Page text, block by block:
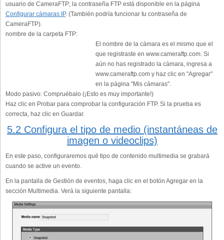
usuario de CameraFTP; la contraseña FTP está disponible en la página
Configurar cámaras IP. (También podría funcionar tu contraseña de
CameraFTP).
nombre de la carpeta FTP:
El nombre de la cámara es el mismo que el
que registraste en www.cameraftp.com. Si
aún no has registrado la cámara, ingresa a
www.cameraftp.com y haz clic en "Agregar"
en la página "Mis cámaras".
Modo pasivo: Compruébalo (¡Esto es muy importante!)
Haz clic en Probar para comprobar la configuración FTP. Si la prueba es
correcta, haz clic en Guardar.
5.2 Configura el tipo de medio (instantáneas de
imagen o videoclips)
En este paso, configuraremos qué tipo de contenido multimedia se grabará
cuando se active un evento.
En la pantalla de Gestión de eventos, haga clic en el botón Agregar en la
sección Multimedia. Verá la siguiente pantalla: